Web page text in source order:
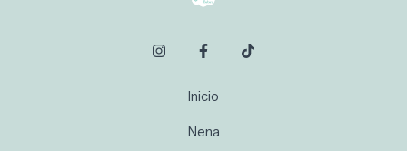
Inicio
Nena